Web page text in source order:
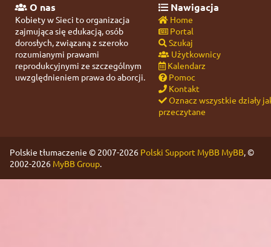
O nas
Kobiety w Sieci to organizacja
zajmująca się edukacją, osób
dorosłych, związaną z szeroko
rozumianymi prawami
reprodukcyjnymi ze szczególnym
uwzględnieniem prawa do aborcji.
Nawigacja
Home
Portal
Szukaj
Użytkownicy
Kalendarz
Pomoc
Kontakt
Oznacz wszystkie działy
przeczytane
Polskie tłumaczenie © 2007-2026 Polski Support MyBB MyBB, ©
2002-2026 MyBB Group.